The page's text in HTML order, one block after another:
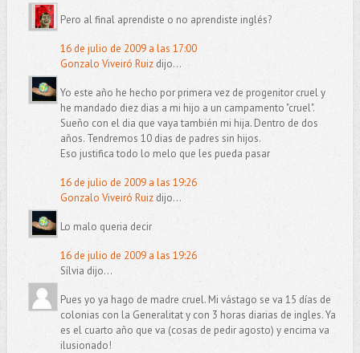
Pero al final aprendiste o no aprendiste inglés?
16 de julio de 2009 a las 17:00
Gonzalo Viveiró Ruizdijo...
Yo este año he hecho por primera vez de progenitor cruel y
he mandado diez dias a mi hijo a un campamento "cruel".
Sueño con el dia que vaya también mi hija. Dentro de dos
años. Tendremos 10 dias de padres sin hijos.
Eso justifica todo lo melo que les pueda pasar
16 de julio de 2009 a las 19:26
Gonzalo Viveiró Ruizdijo...
Lo malo queria decir
16 de julio de 2009 a las 19:26
Sílvia dijo...
Pues yo ya hago de madre cruel. Mi vástago se va 15 días de
colonias con la Generalitat y con 3 horas diarias de ingles. Ya
es el cuarto año que va (cosas de pedir agosto) y encima va
ilusionado!